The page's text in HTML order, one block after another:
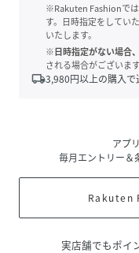
※Rakuten Fashionで
す。日時指定をしてい
いたします。
※日時指定がない場合
される場合がございま
local_shipping3,980円以上の購入
アプ
毎月エントリー＆
Rakuten
実店舗でもポイ